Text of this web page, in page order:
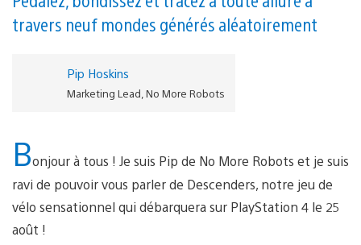
travers neuf mondes générés aléatoirement
Pip Hoskins
Marketing Lead, No More Robots
Bonjour à tous ! Je suis Pip de No More Robots et je suis
ravi de pouvoir vous parler de Descenders, notre jeu de
vélo sensationnel qui débarquera sur PlayStation 4 le 25
août !